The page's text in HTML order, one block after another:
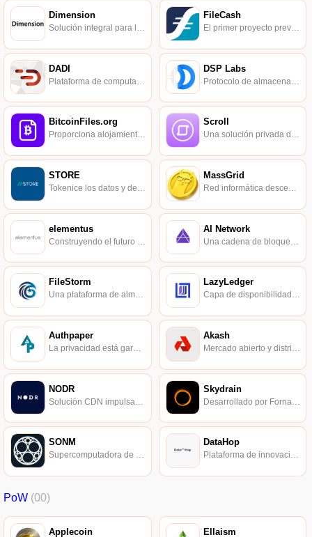
Dimension
Solución integral para la protección de la privacidad de los datos.
FileCash
El primer proyecto previo a la bifurcación de Filecoin.
DADI DSP Labs
BitcoinFiles.org
Proporciona alojamiento de archivos escalable CDN en la red Bitcoin.
Scroll
Una solución privada de blockchain para proteger todos los datos que le pertenecen.
STORE
Tokenice los datos y descentralice el poder de cómputo.
MassGrid
Red informática descentralizada de alto rendimiento.
elementus AI Network
FileStorm
Una plataforma de almacenamiento distribuido basada en el protocolo IPFS y la cadena de bloques MOAC.
LazyLedger
Capa de disponibilidad de datos de propósito general escalable para aplicaciones descentralizadas y cadenas laterales.
Authpaper
La privacidad está garantizada a través de la confianza y la verificación.
Akash
Mercado abierto y distribuido y plataforma de implementación de computación en la nube.
NODR Skydrain
SONM
Supercomputadora de niebla global descentralizada.
DataHop
Plataforma de innovación de borde distribuido.
PoW (00)
Applecoin Ellaism